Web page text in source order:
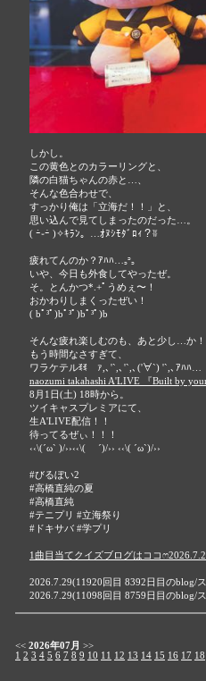
しかし。
この黄色とのカラーリングと、
隣の白猫ちゃんの赤と…、
そんな色合わせで、
すっかり俺は「立海だ！！」と、
思い込んで見てしまったのだった…。
( ｰ̀֊ｰ́ )✧ｷﾗﾝ。…ｵﾇｼﾓﾀﾞﾛｨ？ʬ
疲れてんのか？ｱﾊﾊ…꜆꜄꜆
いや、今日も外食してやったぜ。
そ。とんかつ*.+ﾟうめぇ〜！
おかわりしまくったぜい！
( bﾟ³ﾟ)bﾟ³ﾟ)bﾟ³ﾟ)b
そんな疲れ楽しむのも、あと少し…か！
もう時間なさすぎて、
ワラケテルꉂꉂ ｧ,､'`,､'`,､('∀`) '`,､ｱﾊﾊ…
naozumi takahashi A'LIVE 『Built by
8月1日(土) 18時から。
ツイキャスプレミアにて、
生A'LIVE配信！！
待ってるぜぃ！！！
‹‹\(´ω` )/››‹‹\( ´)/›› ‹‹\( ´ω`)/››
#びるぼい2
#高橋直純の夏
#高橋直純
#テニプリ #立海祭り
#ドキサバ #学プリ
1曲目当てクイズブログはココ
2026.7.29(11920回目 8392日目のblog/
2026.7.29(11098回目 8759日目のblog/
<< 2026年07月 >>
1 2 3 4 5 6 7 8 9 10 11 12 13 14 15 16 17 18